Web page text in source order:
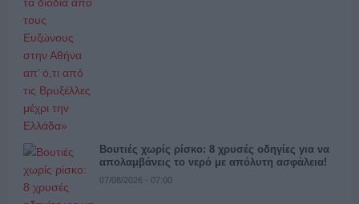
Βουτιές χωρίς ρίσκο: 8 χρυσές οδηγίες για να
απολαμβάνεις το νερό με απόλυτη ασφάλεια!
07/08/2026 - 07:00